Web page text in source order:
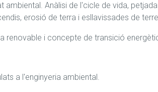
ambiental. Anàlisi de l'cicle de vida,
erosió de terra i esllavissades de
renovable i concepte de transició
a l'enginyeria ambiental.